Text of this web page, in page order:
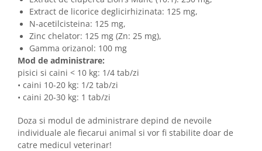
Extract de licorice deglicirhizinata: 125 mg,
N-acetilcisteina: 125 mg,
Zinc chelator: 125 mg (Zn: 25 mg),
Gamma orizanol: 100 mg
Mod de administrare:
pisici si caini < 10 kg: 1/4 tab/zi
• caini 10-20 kg: 1/2 tab/zi
• caini 20-30 kg: 1 tab/zi
Doza si modul de administrare depind de nevoile
individuale ale fiecarui animal si vor fi stabilite doar de
catre medicul veterinar!